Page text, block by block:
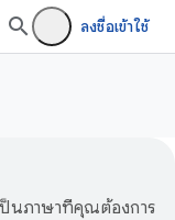
ลงชื่อเข้าใช้
นภาษาที่คุณต้องการ